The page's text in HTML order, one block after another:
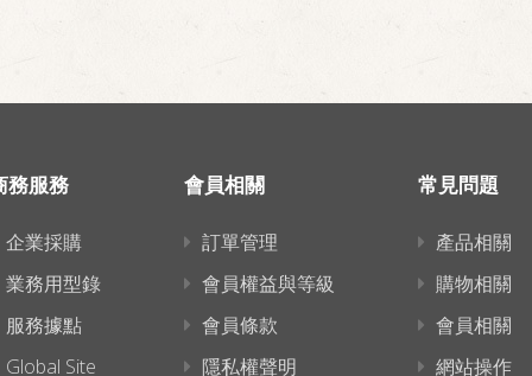
務服務
企業採購
業務用型錄
服務據點
Global Site
會員相關
訂單管理
會員權益與等級
會員條款
隱私權聲明
常見問題
產品相關
購物相關
會員相關
網站操作